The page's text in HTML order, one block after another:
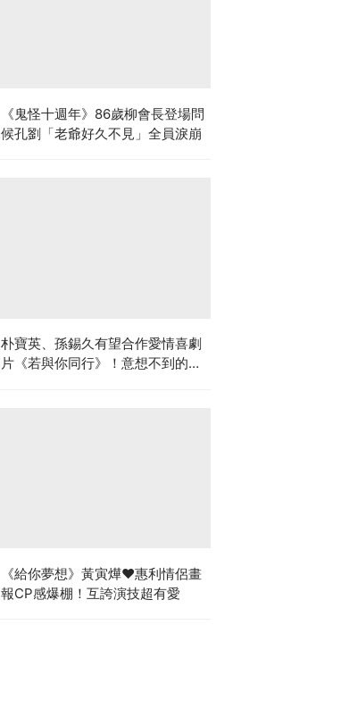
《鬼怪十週年》86歲柳會長登場問
候孔劉「老爺好久不見」全員淚崩
朴寶英、孫錫久有望合作愛情喜劇
片《若與你同行》！意想不到的新
《給你夢想》黃寅燁♥惠利情侶畫
報CP感爆棚！互誇演技超有愛